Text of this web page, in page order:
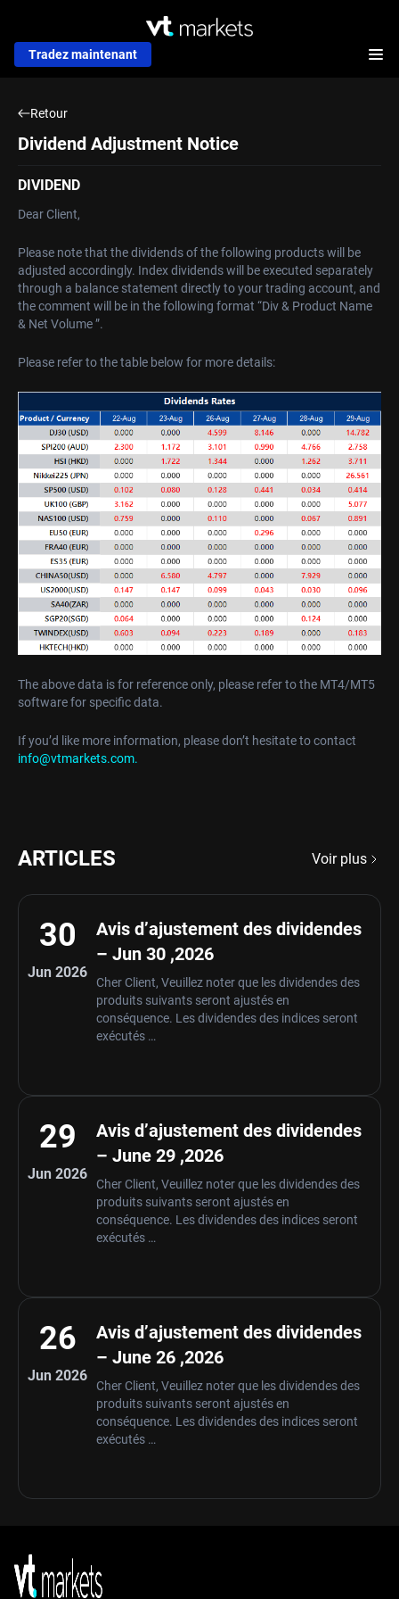
Tradez maintenant
Retour
Dividend Adjustment Notice
DIVIDEND
Dear Client,
Please note that the dividends of the following products will be
adjusted accordingly. Index dividends will be executed separately
through a balance statement directly to your trading account, and
the comment will be in the following format “Div & Product Name
& Net Volume ”.
Please refer to the table below for more details:
The above data is for reference only, please refer to the MT4/MT5
software for specific data.
If you’d like more information, please don’t hesitate to contact
info@vtmarkets.com.
ARTICLES Voir plus
30
Jun 2026
Avis d’ajustement des dividendes
– Jun 30 ,2026
Cher Client, Veuillez noter que les dividendes des
produits suivants seront ajustés en
conséquence. Les dividendes des indices seront
exécutés …
29
Jun 2026
Avis d’ajustement des dividendes
– June 29 ,2026
Cher Client, Veuillez noter que les dividendes des
produits suivants seront ajustés en
conséquence. Les dividendes des indices seront
exécutés …
26
Jun 2026
Avis d’ajustement des dividendes
– June 26 ,2026
Cher Client, Veuillez noter que les dividendes des
produits suivants seront ajustés en
conséquence. Les dividendes des indices seront
exécutés …